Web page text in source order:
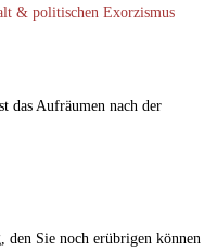
das Aufräumen nach der
Sie noch erübrigen können